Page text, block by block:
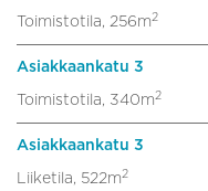
Toimistotila, 256m2
Asiakkaankatu 3
Toimistotila, 340m2
Asiakkaankatu 3
Liiketila, 522m2